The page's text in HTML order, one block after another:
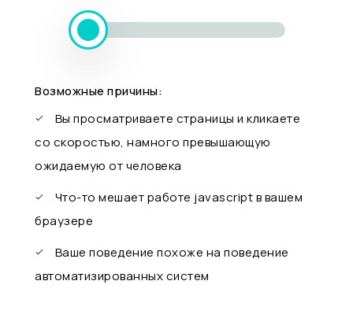
Возможные причины:
Вы просматриваете страницы и кликаете
со скоростью, намного превышающую
ожидаемую от человека
Что-то мешает работе javascript в вашем
браузере
Ваше поведение похоже на поведение
автоматизированных систем